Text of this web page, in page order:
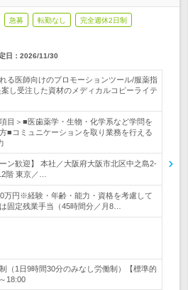
急募 転勤なし 完全週休2日制
日： 2026/11/30
る医師向けのプロモーションツール/服薬指
し受注した資材のメディカルコピーライテ
目＞■医歯薬学・生物・化学系など学問を
■コミュニケーションを取り業務を行える
ン歓迎】 本社／大阪府大阪市北区中之島2-
階 東京／…
万円※経験・年齢・能力・資格を考慮して
固定残業手当（45時間分／月8…
（1日9時間30分のみなし労働制）【標準的
18:00